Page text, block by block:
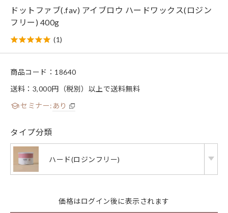
ドットファブ(.fav) アイブロウ ハードワックス(ロジン
フリー) 400g
(1)
商品コード： 18640
送料：3,000円（税別）以上で送料無料
セミナー: あり
タイプ分類
ハード(ロジンフリー)
価格はログイン後に表示されます